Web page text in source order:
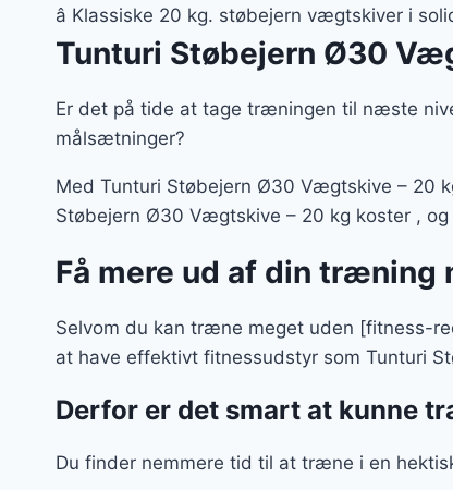
â Klassiske 20 kg. støbejern vægtskiver i
Tunturi Støbejern Ø30
Er det på tide at tage træningen til næste
målsætninger?
Med Tunturi Støbejern Ø30 Vægtskive – 20
Støbejern Ø30 Vægtskive – 20 kg koster ,
Få mere ud af din
Selvom du kan træne meget uden [fitness-
at have effektivt fitnessudstyr som Tunturi
Derfor er det smart at kunne
Du finder nemmere tid til at træne i en